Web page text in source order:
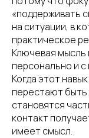
«поддерживать
на ситуации, в
практическое
Ключевая мысль
персонально и
Когда этот
перестают быть
становятся
контакт
имеет смысл.